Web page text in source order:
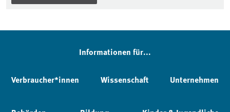
Informationen für...
Verbraucher*innen Wissenschaft Unternehmen